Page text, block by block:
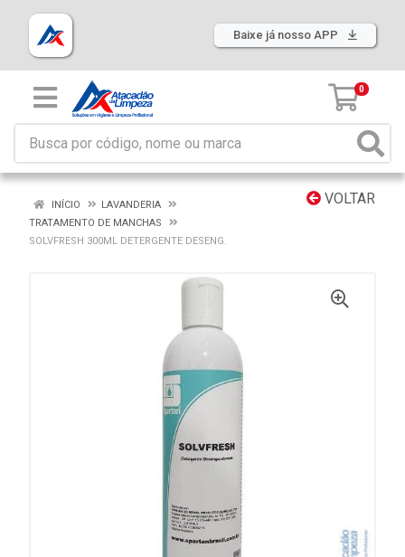
Baixe já nosso APP
0
VOLTAR
INÍCIO
LAVANDERIA
TRATAMENTO DE MANCHAS
SOLVFRESH 300ML DETERGENTE DESENG.